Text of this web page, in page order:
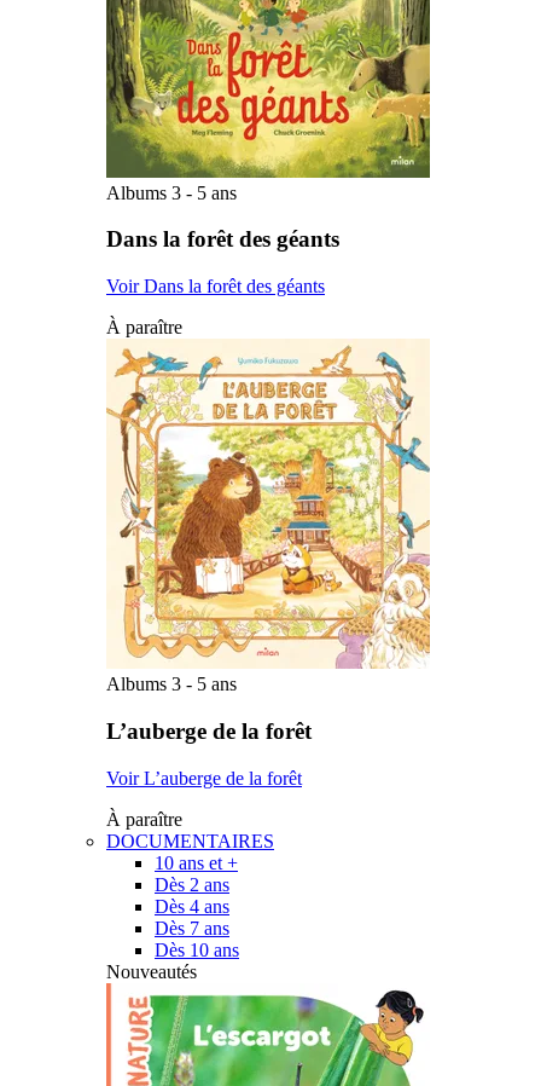
Albums 3 - 5 ans
Dans la forêt des géants
Voir Dans la forêt des géants
À paraître
Albums 3 - 5 ans
L’auberge de la forêt
Voir L’auberge de la forêt
À paraître
DOCUMENTAIRES
10 ans et +
Dès 2 ans
Dès 4 ans
Dès 7 ans
Dès 10 ans
Nouveautés